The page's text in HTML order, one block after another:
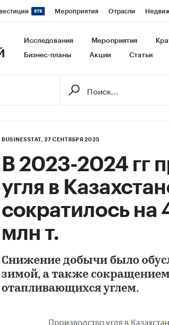
Мероприятия Отрасли
рейтинги Франшизы Газета
Исследования Мероприятия
Бизнес-планы Акции Статьи
BUSINESSTAT, 27 СЕНТЯБРЯ 2025
В 2023-2024 гг
угля в
сократилось на
млн т.
Снижение добычи было
зимой, а также
отапливающихся углем.